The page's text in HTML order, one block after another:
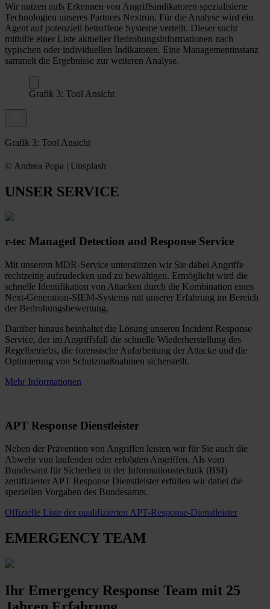
Wir nutzen aufs Erkennen von Angriffsindikatoren spezialisierte
Technologien unseres Partners Nextron. Für die Analyse wird ein
Agent auf potenziell betroffene Systeme verteilt. Dieser sucht
mithilfe einer Liste aktueller Bedrohungsinformationen nach
typischen oder individuellen Indikatoren. Eine Managementinstanz
sammelt die Ergebnisse zur weiteren Analyse.
Grafik 3: Tool Ansicht
Grafik 3: Tool Ansicht
© Andrea Popa | Unsplash
UNSER SERVICE
r-tec Managed Detection and Response Service
Mit unserem MDR-Service unterstützen wir Sie dabei Angriffe
rechtzeitig aufzudecken und zu bewältigen. Ermöglicht wird die
schnelle Identifikation von Attacken durch die Kombination eines
Next-Generation-SIEM-Systems mit unserer Erfahrung im Bereich
der Bedrohungsbewertung.
Darüber hinaus beinhaltet die Lösung unseren Incident Response
Service, der im Angriffsfall die schnelle Wiederherstellung des
Regelbetriebs, die forensische Aufarbeitung der Attacke und die
Optimierung von Schutzmaßnahmen sicherstellt.
Mehr Informationen
APT Response Dienstleister
Neben der Prävention von Angriffen leisten wir für Sie auch die
Abwehr von laufenden oder erfolgten Angriffen. Als vom
Bundesamt für Sicherheit in der Informationstechnik (BSI)
zertifizierter APT Response Dienstleister erfüllen wir dabei die
speziellen Vorgaben des Bundesamts.
Offizielle Liste der qualifizierten APT-Response-Dienstleister
EMERGENCY TEAM
Ihr Emergency Response Team mit 25